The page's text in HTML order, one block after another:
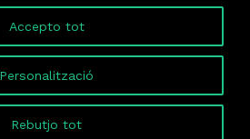
Personalització
Rebutjo tot
Accepto tot